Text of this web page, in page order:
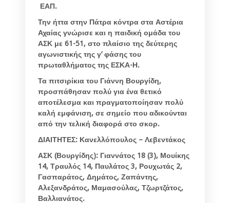
ΕΑΠ.
Την ήττα στην Πάτρα κόντρα στα Αστέρια
Αχαίας γνώρισε και η παιδική ομάδα του
ΑΣΚ με 61-51, στο πλαίσιο της δεύτερης
αγωνιστικής της γ’ φάσης του
πρωταθλήματος της ΕΣΚΑ-Η.
Τα πιτσιρίκια του Γιάννη Βουργίδη,
προσπάθησαν πολύ για ένα θετικό
αποτέλεσμα και πραγματοποίησαν πολύ
καλή εμφάνιση, σε σημείο που αδικούνται
από την τελική διαφορά στο σκορ.
ΔΙΑΙΤΗΤΕΣ: Κανελλόπουλος – Λεβεντάκος
ΑΣΚ (Βουργίδης): Γιαννάτος 18 (3), Μουίκης
14, Τραυλός 14, Παυλάτος 3, Ρουχωτάς 2,
Γασπαράτος, Δημάτος, Ζαπάντης,
Αλεξανδράτος, Μαμασούλας, Τζωρτζάτος,
Βαλλιανάτος.